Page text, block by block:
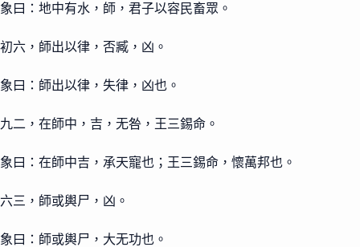
象曰：地中有水，師，君子以容民畜眾。
初六，師出以律，否臧，凶。
象曰：師出以律，失律，凶也。
九二，在師中，吉，无咎，王三錫命。
象曰：在師中吉，承天寵也；王三錫命，懷萬邦也。
六三，師或輿尸，凶。
象曰：師或輿尸，大无功也。